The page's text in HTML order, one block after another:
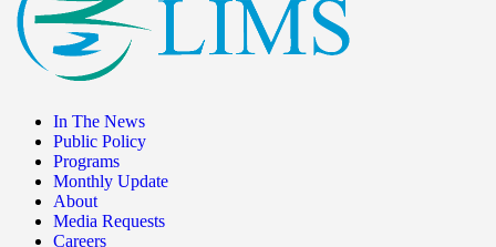
In The News
Public Policy
Programs
Monthly Update
About
Media Requests
Careers